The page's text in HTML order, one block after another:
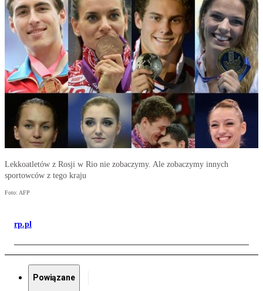
Lekkoatletów z Rosji w Rio nie zobaczymy. Ale zobaczymy innych
sportowców z tego kraju
Foto: AFP
rp.pl
Powiązane